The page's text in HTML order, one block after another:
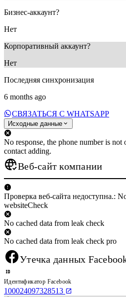
Бизнес-аккаунт?
Нет
Корпоративный аккаунт?
Нет
Последняя синхронизация
6 months ago
СВЯЗАТЬСЯ С WHATSAPP
Исходные данные
No response, the phone number is not
contact adding.
Веб-сайт компании
Проверка веб-сайта недоступна.:
websiteCheck
No cached data from leak check
No cached data from leak check pro
Утечка данных
Идентификатор Facebook
100024097328513